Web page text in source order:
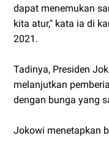
dapat menemukan
kita atur," kata ia di
2021.
Tadinya, Presiden
melanjutkan
dengan bunga yang
Jokowi menetapkan